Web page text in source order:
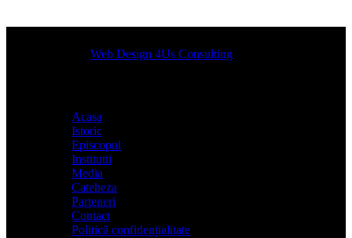
Designed byWeb Design 4Us Consulting
Acasa
Istoric
Episcopul
Institutii
Media
Cateheza
Parteneri
Contact
Politică confidențialitate